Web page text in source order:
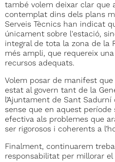
també volem deixar clar que
contemplat dins dels plans
Serveis Tècnics han indicat
únicament sobre l'estació,
integral de tota la zona de la
més ampli, que requereix
recursos adequats.
Volem posar de manifest
estat al govern tant de la
l’Ajuntament de Sant
sense que en aquest període
efectiva als problemes que
ser rigorosos i coherents a
Finalment, continuarem
responsabilitat per millorar